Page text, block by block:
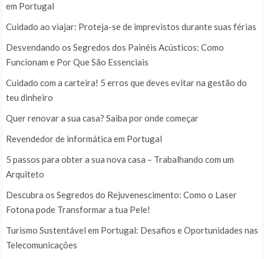
em Portugal
Cuidado ao viajar: Proteja-se de imprevistos durante suas férias
Desvendando os Segredos dos Painéis Acústicos: Como
Funcionam e Por Que São Essenciais
Cuidado com a carteira! 5 erros que deves evitar na gestão do
teu dinheiro
Quer renovar a sua casa? Saiba por onde começar
Revendedor de informática em Portugal
5 passos para obter a sua nova casa – Trabalhando com um
Arquiteto
Descubra os Segredos do Rejuvenescimento: Como o Laser
Fotona pode Transformar a tua Pele!
Turismo Sustentável em Portugal: Desafios e Oportunidades nas
Telecomunicações